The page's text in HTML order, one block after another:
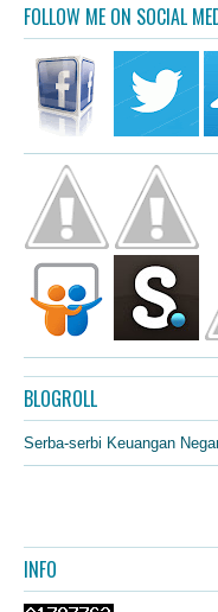
FOLLOW ME ON SOCIAL
BLOGROLL
Serba-serbi Keuangan
INFO